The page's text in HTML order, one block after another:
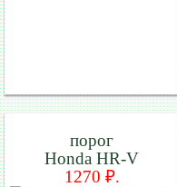
порог
Honda HR-V
1270 ₽.